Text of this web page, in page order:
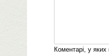
Коментарі, у